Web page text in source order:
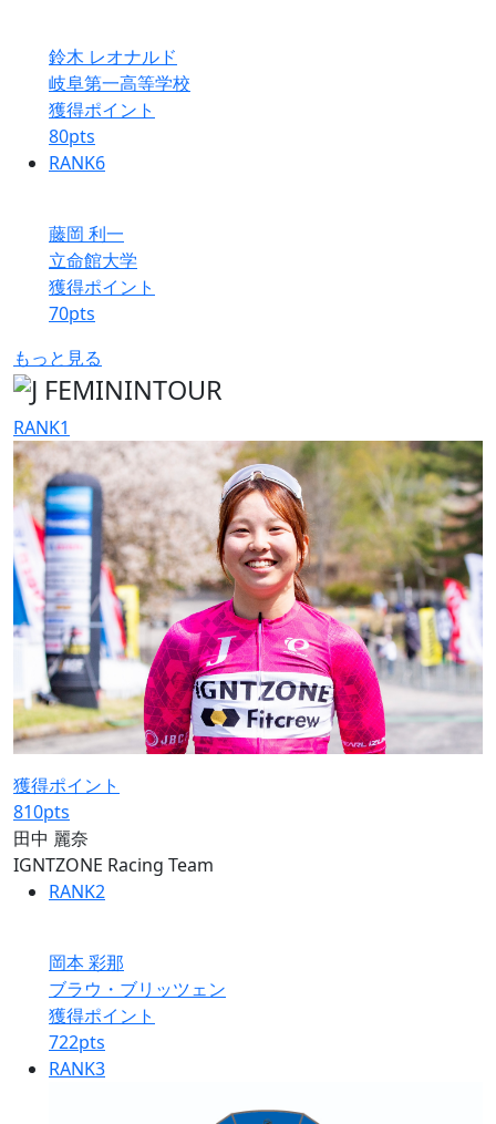
鈴木 レオナルド
岐阜第一高等学校
獲得ポイント
80pts
RANK6
藤岡 利一
立命館大学
獲得ポイント
70pts
もっと見る
RANK1
獲得ポイント
810pts
田中 麗奈
IGNTZONE Racing Team
RANK2
岡本 彩那
ブラウ・ブリッツェン
獲得ポイント
722pts
RANK3